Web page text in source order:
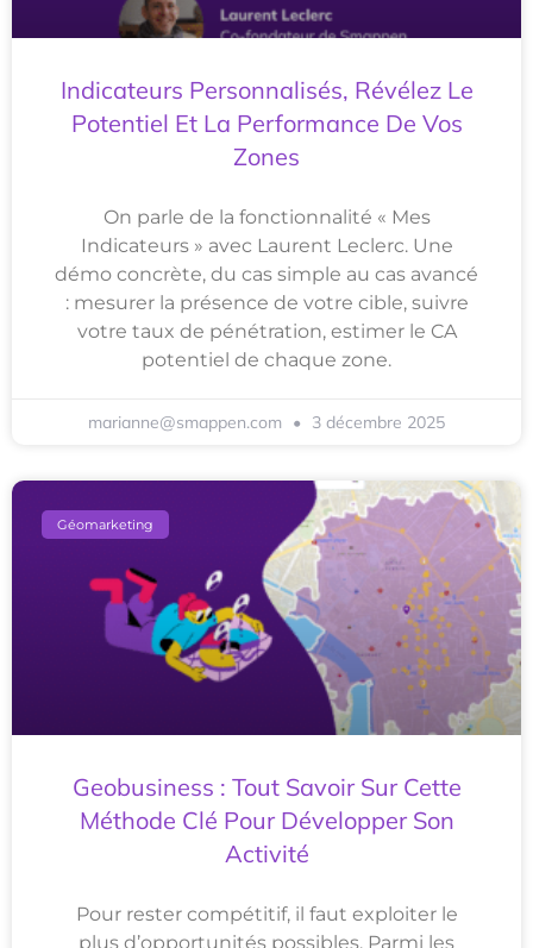
Indicateurs Personnalisés, Révélez Le
Potentiel Et La Performance De Vos
Zones
On parle de la fonctionnalité « Mes
Indicateurs » avec Laurent Leclerc. Une
démo concrète, du cas simple au cas avancé
: mesurer la présence de votre cible, suivre
votre taux de pénétration, estimer le CA
potentiel de chaque zone.
marianne@smappen.com 3 décembre 2025
Géomarketing
Geobusiness : Tout Savoir Sur Cette
Méthode Clé Pour Développer Son
Activité
Pour rester compétitif, il faut exploiter le
plus d’opportunités possibles. Parmi les